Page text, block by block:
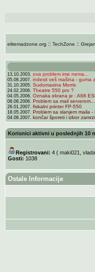
elitemadzone.org :: TechZone ::
13.10.2003. ova problem ime nema...
05.08.2007. indesit veš mašina - guma
31.10.2005. Sudomasina Morris
24.02.2006. Theatre 550 pro ?
04.05.2006. Oznaka ekrana je : A68
08.08.2006. Problem sa mail serverom...
26.01.2007. fiskalni printer FP-550
18.05.2007. Problem sa slanjem maila -
04.08.2007. končar šporeti i izbor
Korisnici aktivni u poslednjih 10
Registrovani: 4 ( maki021
Gosti: 1038
Ostale Informacije